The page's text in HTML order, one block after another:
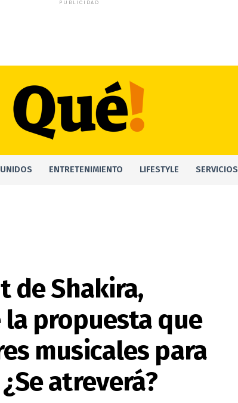
PUBLICIDAD
ENTRETENIMIENTO LIFESTYLE SERVICIOS
de Shakira,
la propuesta que
musicales para
atreverá?